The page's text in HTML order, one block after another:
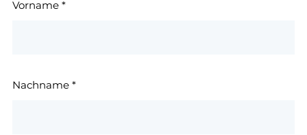
Vorname *
Nachname *